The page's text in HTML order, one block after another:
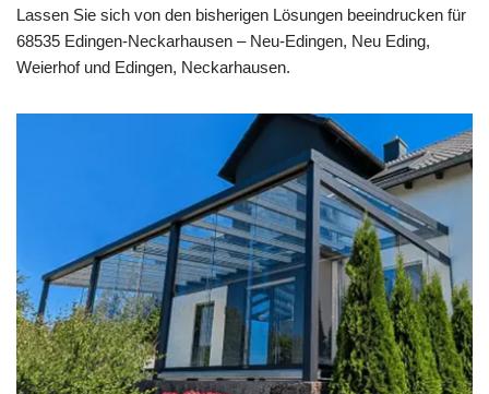
Lassen Sie sich von den bisherigen Lösungen beeindrucken für
68535 Edingen-Neckarhausen – Neu-Edingen, Neu Eding,
Weierhof und Edingen, Neckarhausen.